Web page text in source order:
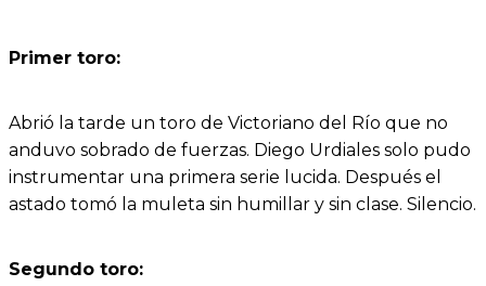
Primer toro:
Abrió la tarde un toro de Victoriano del Río que no
anduvo sobrado de fuerzas. Diego Urdiales solo pudo
instrumentar una primera serie lucida. Después el
astado tomó la muleta sin humillar y sin clase. Silencio.
Segundo toro: